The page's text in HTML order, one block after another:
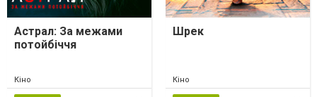
Астрал: За межами
потойбіччя
Кіно
Шрек
Кіно